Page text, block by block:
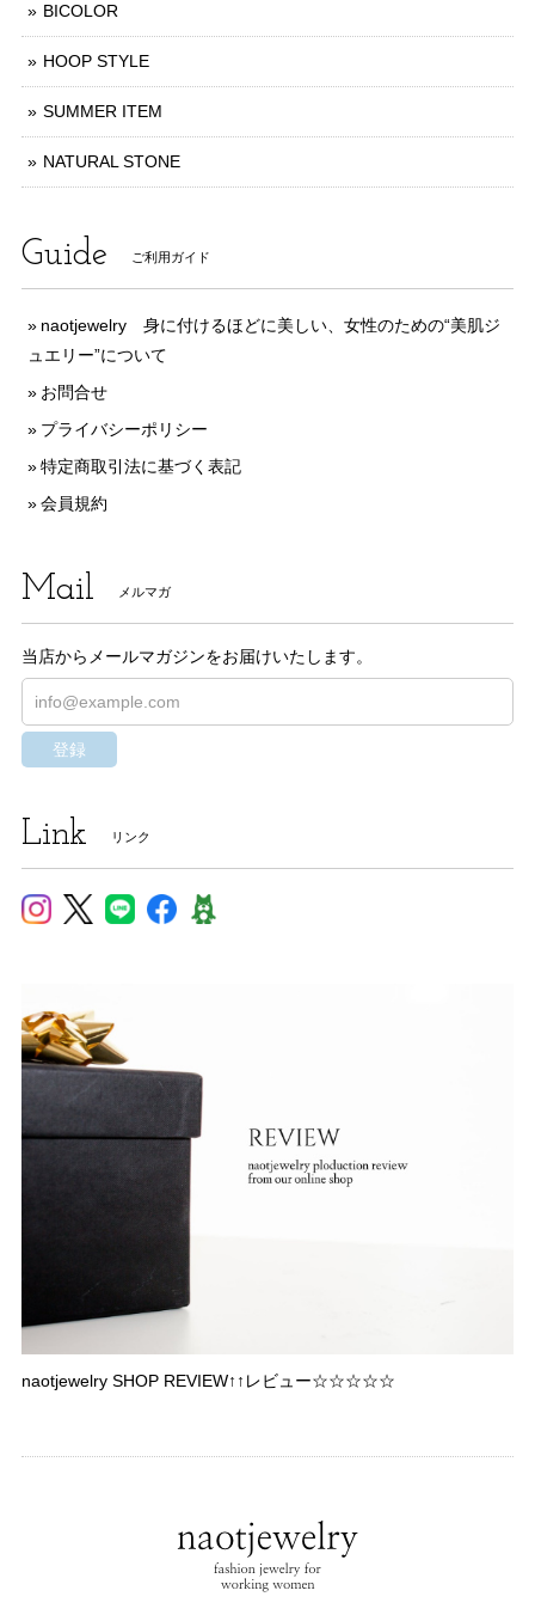
BICOLOR
HOOP STYLE
SUMMER ITEM
NATURAL STONE
Guide ご利用ガイド
naotjewelry 身に付けるほどに美しい、女性のための“美肌ジ
ュエリー”について
お問合せ
プライバシーポリシー
特定商取引法に基づく表記
会員規約
Mail メルマガ
当店からメールマガジンをお届けいたします。
登録
Link リンク
naotjewelry SHOP REVIEW↑↑レビュー☆☆☆☆☆